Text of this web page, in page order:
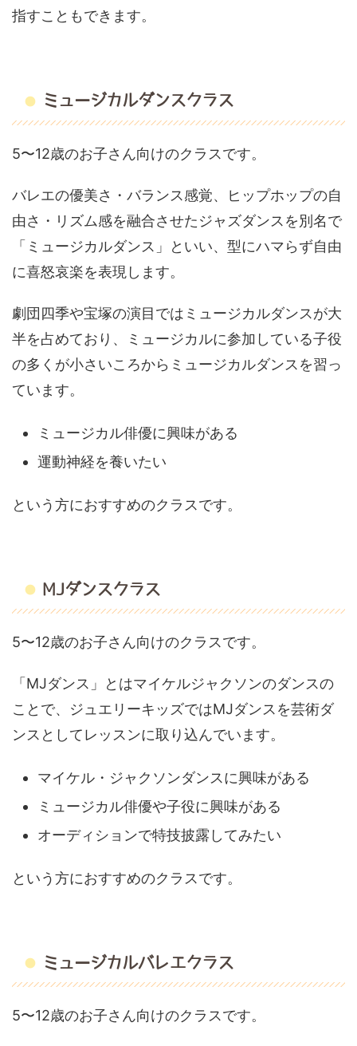
指すこともできます。
ミュージカルダンスクラス
5〜12歳のお子さん向けのクラスです。
バレエの優美さ・バランス感覚、ヒップホップの自
由さ・リズム感を融合させたジャズダンスを別名で
「ミュージカルダンス」といい、型にハマらず自由
に喜怒哀楽を表現します。
劇団四季や宝塚の演目ではミュージカルダンスが大
半を占めており、ミュージカルに参加している子役
の多くが小さいころからミュージカルダンスを習っ
ています。
ミュージカル俳優に興味がある
運動神経を養いたい
という方におすすめのクラスです。
MJダンスクラス
5〜12歳のお子さん向けのクラスです。
「MJダンス」とはマイケルジャクソンのダンスの
ことで、ジュエリーキッズではMJダンスを芸術ダ
ンスとしてレッスンに取り込んでいます。
マイケル・ジャクソンダンスに興味がある
ミュージカル俳優や子役に興味がある
オーディションで特技披露してみたい
という方におすすめのクラスです。
ミュージカルバレエクラス
5〜12歳のお子さん向けのクラスです。